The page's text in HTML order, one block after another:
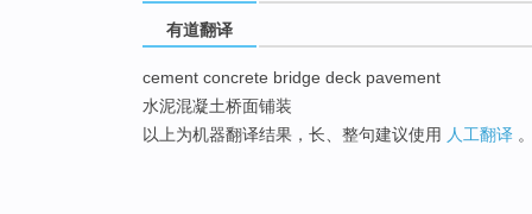
有道翻译
cement concrete bridge deck pavement
水泥混凝土桥面铺装
以上为机器翻译结果，长、整句建议使用 人工翻译